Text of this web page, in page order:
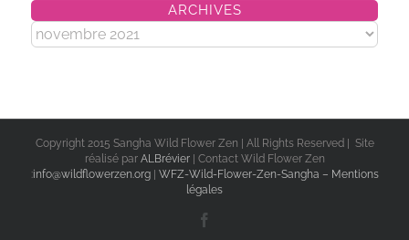
ARCHIVES
Archives
Copyright 2015 Sangha Wild Flower Zen | All Rights Reserved | Site
réalisé par ALBrévier
| Contact Wild Flower Zen
:info@wildflowerzen.org| WFZ-Wild-Flower-Zen-Sangha – Mentions
légales